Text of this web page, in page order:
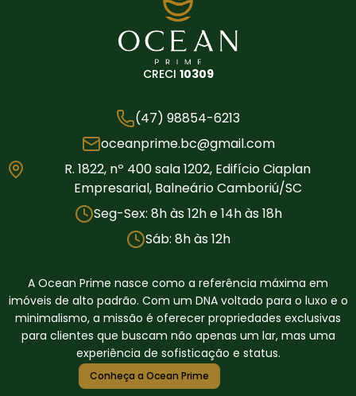
CRECI 10309
(47) 98854-6213
oceanprime.bc@gmail.com
R. 1822, nº 400 sala 1202, Edifício Ciaplan
Empresarial, Balneário Camboriú/SC
Seg-Sex: 8h às 12h e 14h às 18h
Sáb: 8h às 12h
A Ocean Prime nasce como a referência máxima em
imóveis de alto padrão. Com um DNA voltado para o luxo e o
minimalismo, a missão é oferecer propriedades exclusivas
para clientes que buscam não apenas um lar, mas uma
experiência de sofisticação e status.
Conheça a Ocean Prime